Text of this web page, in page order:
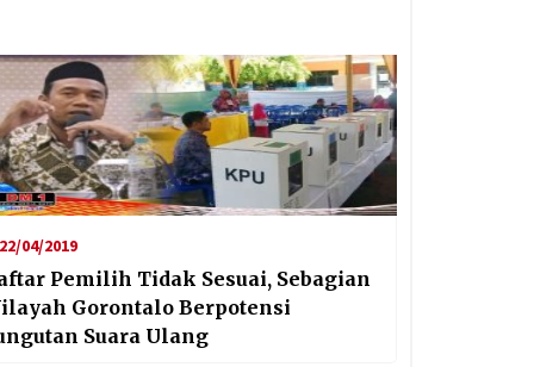
04/2019
Pemilih Tidak Sesuai, Sebagian
Gorontalo Berpotensi
Suara Ulang